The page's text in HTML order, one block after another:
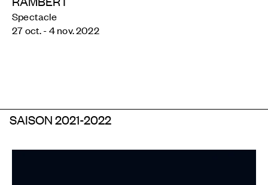
Spectacle
27 oct. - 4 nov. 2022
SAISON 2021-2022